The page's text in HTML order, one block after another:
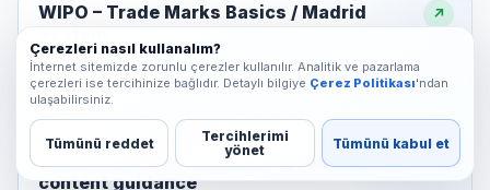
WIPO – Trade Marks Basics / Madrid
Google Search Central – Helpful, reliable
content guidance
Çerezleri nasıl kullanalım?
İnternet sitemizde zorunlu çerezler kullanılır. Analitik ve pazarlama
çerezleri ise tercihinize bağlıdır. Detaylı bilgiye Çerez Politikası'ndan
ulaşabilirsiniz.
Tümünü reddet
Tercihlerimi
yönet
Tümünü kabul et